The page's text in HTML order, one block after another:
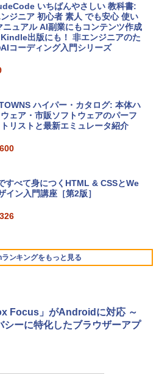
2026 MacBook Air M5チップ搭載
、13.6インチLiquid Retinaディ
ID - スカイブルー + 3年延長
for 13インチMacBook Air
ダウンロード版
限定】 HP ノートパソコ
fd 15.6インチ 16GBメモリ 512GB
インテル Core 5
ノートパソコン WE1-K3 (MS 365 P
Copilotキー搭載/Win 11/15.6型/
Office Home & Business 202
永続版)|オンラインコード版|Wind
、10/mac対応|PC2台
チャルアイテムを含む】 【オンラ
ームコード】 ロブロックス | オン
コード版
ギフトカード - 1000 Robux 【限
チャルアイテムを含む】 【オンラ
コード版
いちばんやさしい 教科書:
ジニア 初心者 素人 でも安心 使い
ニュアル AI副業にもコンテンツ作成
出版にも！ 非エンジニアのた
コーディング入門シリーズ
ハイパー・カタログ: 本体ハ
ェア・市販ソフトウェアのパーフ
リストと最新エミュレータ紹介
すべて身につくHTML & CSSとWe
イン入門講座［第2版］
ンキングをもっと見る
Kindle Paperwhite (16GB) 7イ
ィスプレイ、色調調節ライト、12
持続バッテリー、広告なし、ブラッ
Focus」がAndroidに対応 ～
シーに特化したブラウザーアプ